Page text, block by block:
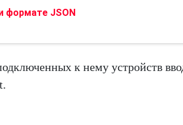
формате JSON
к нему устройств